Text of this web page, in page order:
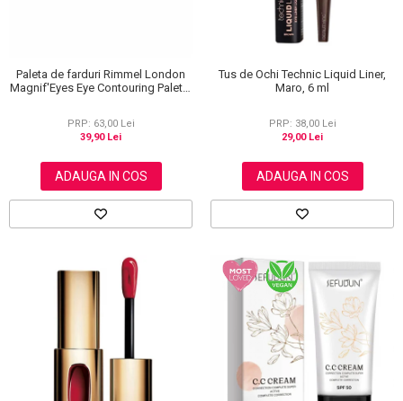
Paleta de farduri Rimmel London
Magnif'Eyes Eye Contouring Palette
PRP: 63,00 Lei
39,90 Lei
ADAUGA IN COS
Tus de Ochi Technic Liquid Liner,
Maro, 6 ml
PRP: 38,00 Lei
29,00 Lei
ADAUGA IN COS